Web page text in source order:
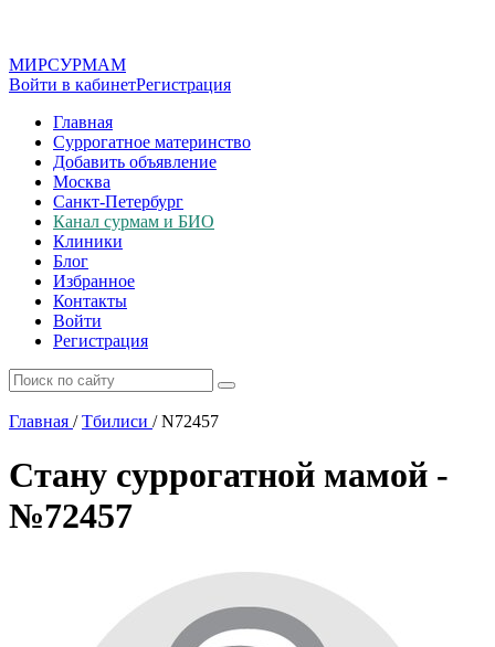
МИРСУРМАМ
Войти в кабинетРегистрация
Главная
Суррогатное материнство
Добавить объявление
Москва
Санкт-Петербург
Канал сурмам и БИО
Клиники
Блог
Избранное
Контакты
Войти
Регистрация
Главная / Тбилиси /N72457
Стану суррогатной мамой -
№72457